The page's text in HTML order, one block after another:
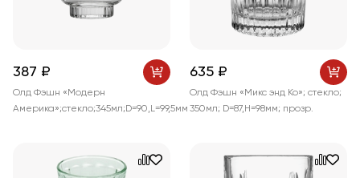
387 ₽
Олд Фэшн «Модерн
Америка»;стекло;345мл;D=90,L=99,5мм
635 ₽
Олд Фэшн «Микс энд Ко»; стекло;
350мл; D=87,H=98мм; прозр.